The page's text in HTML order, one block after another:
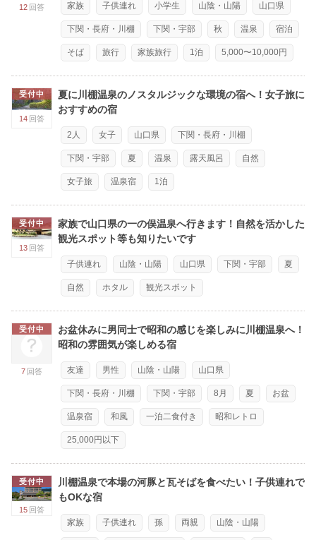
12 回答 家族 子供連れ 小学生 山陰・山陽 山口県
下関・長府・川棚 下関・宇部 秋 温泉 宿泊
そば 旅行 家族旅行 1泊 5,000〜10,000円
受付中
14 回答
夏に川棚温泉のノスタルジックな環境の宿へ！女子旅に
おすすめの宿
2人 女子 山口県 下関・長府・川棚
下関・宇部 夏 温泉 露天風呂 自然
女子旅 温泉宿 1泊
受付中
13 回答
家族で山口県の一の俣温泉へ行きます！自然を活かした
観光スポット等も知りたいです
子供連れ 山陰・山陽 山口県 下関・宇部 夏
自然 ホタル 観光スポット
受付中
7 回答
お盆休みに男同士で昭和の感じを楽しみに川棚温泉へ！
昭和の雰囲気が楽しめる宿
友達 男性 山陰・山陽 山口県
下関・長府・川棚 下関・宇部 8月 夏 お盆
温泉宿 和風 一泊二食付き 昭和レトロ
25,000円以下
受付中
15 回答
川棚温泉で本場の河豚と瓦そばを食べたい！子供連れで
もOKな宿
家族 子供連れ 孫 両親 山陰・山陽